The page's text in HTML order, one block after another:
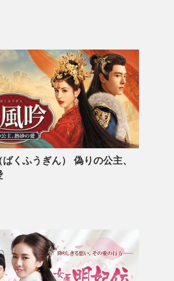
くふうぎん） 偽りの公主、